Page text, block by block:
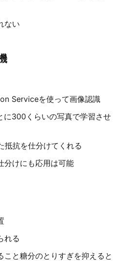
ない
Serviceを使って画像認識
に300くらいの写真で学習させ
抵抗を仕分けてくれる
分けにも応用は可能
れる
こと糖分のとりすぎを抑えると